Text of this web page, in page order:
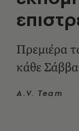
Πρεμιέρα
κάθε
A.V. Team